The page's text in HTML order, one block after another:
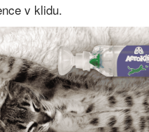
v klidu.